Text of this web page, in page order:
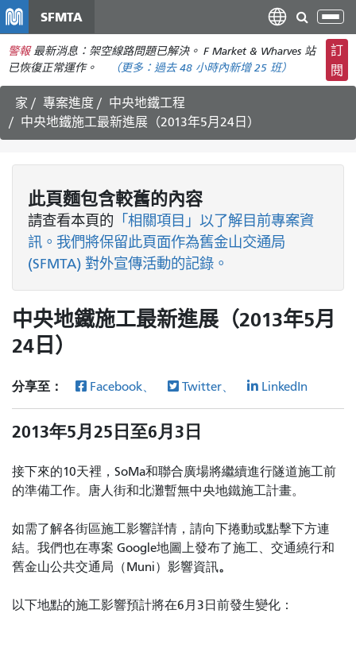
主
要
內
容
SFMTA
切
換
導
航
警報 最新消息：架空線路問題已解決。 F Market & Wharves 站
已恢復正常運作。
（更多： 過去 48 小時內新增 25 班）
訂
閱
家 專案進度
中央地鐵工程
中央地鐵施工最新進展（2013年5月24日）
此頁麵包含較舊的內容
請查看本頁的 「相關項目」以了解目前專案資
訊。我們將保留此頁面作為舊金山交通局
(SFMTA) 對外宣傳活動的記錄。
中央地鐵施工最新進展（2013年5月
24日）
分享至： Facebook、 Twitter、 LinkedIn
2013年5月25日至6月3日
接下來的10天裡，SoMa和聯合廣場將繼續進行隧道施工前
的準備工作。唐人街和北灘暫無中央地鐵施工計畫。
如需了解各街區施工影響詳情，請向下捲動或點擊下方連
結。我們也在專案 Google地圖上發布了施工、交通繞行和
舊金山公共交通局（Muni）影響資訊。
以下地點的施工影響預計將在6月3日前發生變化：